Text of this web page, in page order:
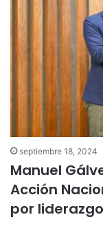
septiembre 18, 2024
Manuel
Acción
por